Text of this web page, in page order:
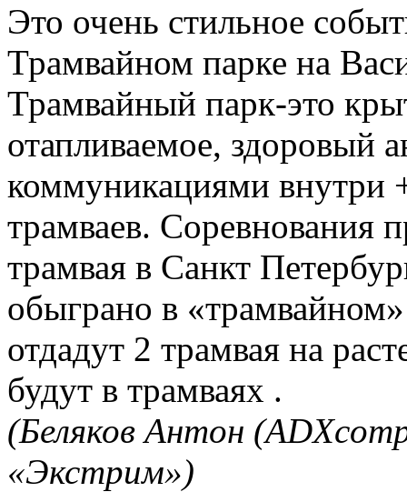
Это очень стильное
Трамвайном парке на
Трамвайный парк-это
отапливаемое, здоровый
коммуникациями внутри
трамваев. Соревнования
трамвая в Санкт
обыграно в
отдадут 2 трамвая на
будут в трамваях .
(Беляков Антон
«Экстрим»)